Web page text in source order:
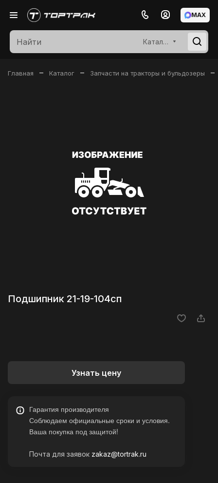
Каталог
MAX
Главная – Каталог – Запчасти на тракторы и бульдозеры –
Подшипник 21-19-104сп
Узнать цену
Гарантия производителя
Соблюдаем официальные сроки и условия.
Ваша покупка под защитой!
Почта для заявок zakaz@tortrak.ru